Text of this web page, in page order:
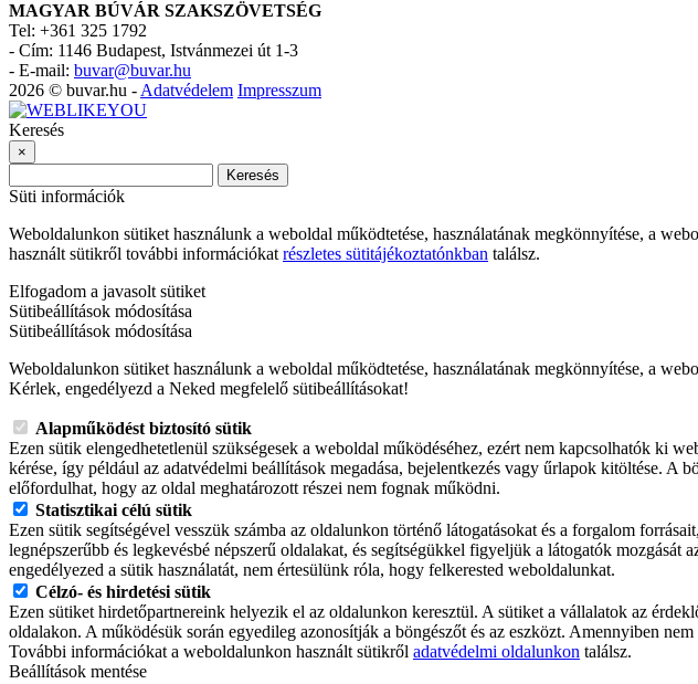
MAGYAR BÚVÁR SZAKSZÖVETSÉG
Tel: +361 325 1792
- Cím: 1146 Budapest, Istvánmezei út 1-3
- E-mail: buvar@buvar.hu
2026 © buvar.hu - Adatvédelem Impresszum
Keresés
×
Keresés
Süti információk
Weboldalunkon sütiket használunk a weboldal működtetése, használatának megkönnyítése, a
használt sütikről további információkat részletes sütitájékoztatónkban találsz.
Elfogadom a javasolt sütiket
Sütibeállítások módosítása
Sütibeállítások módosítása
Weboldalunkon sütiket használunk a weboldal működtetése, használatának megkönnyítése, a
Kérlek, engedélyezd a Neked megfelelő sütibeállításokat!
Alapműködést biztosító sütik
Ezen sütik elengedhetetlenül szükségesek a weboldal működéséhez, ezért nem kapcsolhatók ki
kérése, így például az adatvédelmi beállítások megadása, bejelentkezés vagy űrlapok kitöltése. A
előfordulhat, hogy az oldal meghatározott részei nem fognak működni.
Statisztikai célú sütik
Ezen sütik segítségével vesszük számba az oldalunkon történő látogatásokat és a forgalom
legnépszerűbb és legkevésbé népszerű oldalakat, és segítségükkel figyeljük a látogatók
engedélyezed a sütik használatát, nem értesülünk róla, hogy felkerested weboldalunkat.
Célzó- és hirdetési sütik
Ezen sütiket hirdetőpartnereink helyezik el az oldalunkon keresztül. A sütiket a vállalatok az
oldalakon. A működésük során egyedileg azonosítják a böngészőt és az eszközt. Amennyiben
További információkat a weboldalunkon használt sütikről adatvédelmi oldalunkon találsz.
Beállítások mentése